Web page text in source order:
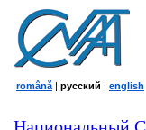
română | русский | english